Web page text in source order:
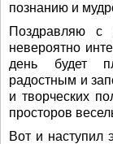
познанию и
Поздравляю с
невероятно
день будет
радостным и
и творческих
просторов
Вот и наступил